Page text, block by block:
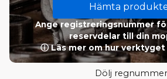
Hämta
Ange registreringsnummer
reservdelar till din
ⓘ Läs mer om hur verktyget
Dölj regnummer